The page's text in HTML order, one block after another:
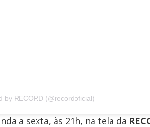
by RECORD (@recordoficial)
a sexta, às 21h, na tela da